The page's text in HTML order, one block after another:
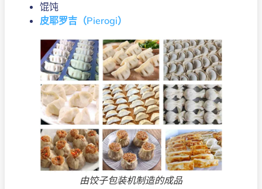
馄饨
皮耶罗吉（Pierogi）
由饺子包装机制造的成品